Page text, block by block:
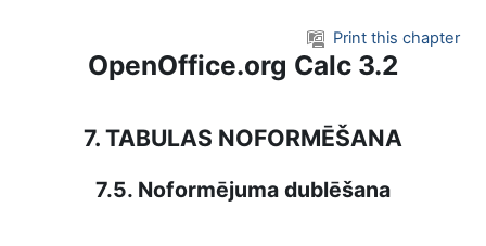
Print this chapter
OpenOffice.org Calc 3.2
7. TABULAS NOFORMĒŠANA
7.5. Noformējuma dublēšana